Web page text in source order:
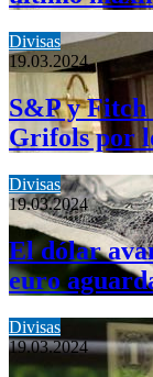
Divisas
19.03.2024
S&P y
Grifols por
Divisas
19.03.2024
El dólar
euro
Divisas
19.03.2024